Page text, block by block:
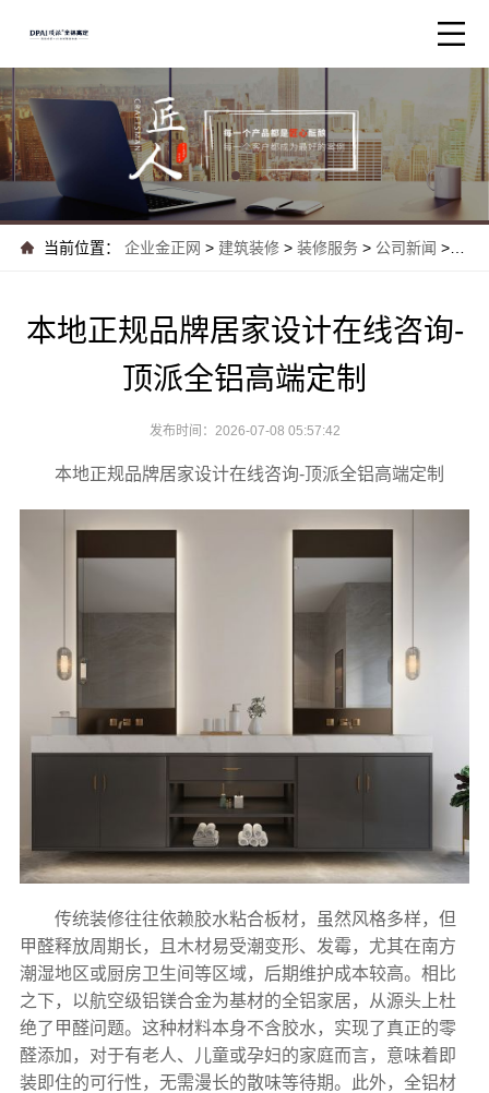
当前位置： 企业金正网> 建筑装修 > 装修服务> 公司新闻 >
本地正规品牌居家设计在线咨询-
顶派全铝高端定制
发布时间：2026-07-08 05:57:42
本地正规品牌居家设计在线咨询-顶派全铝高端定制
传统装修往往依赖胶水粘合板材，虽然风格多样，但
甲醛释放周期长，且木材易受潮变形、发霉，尤其在南方
潮湿地区或厨房卫生间等区域，后期维护成本较高。相比
之下，以航空级铝镁合金为基材的全铝家居，从源头上杜
绝了甲醛问题。这种材料本身不含胶水，实现了真正的零
醛添加，对于有老人、儿童或孕妇的家庭而言，意味着即
装即住的可行性，无需漫长的散味等待期。此外，全铝材